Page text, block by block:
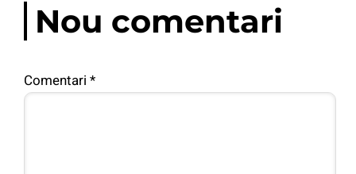
Nou comentari
Comentari *